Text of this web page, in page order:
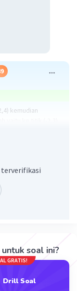
kemudian
terverifikasi
soal ini?
GRATIS!
Drill Soal